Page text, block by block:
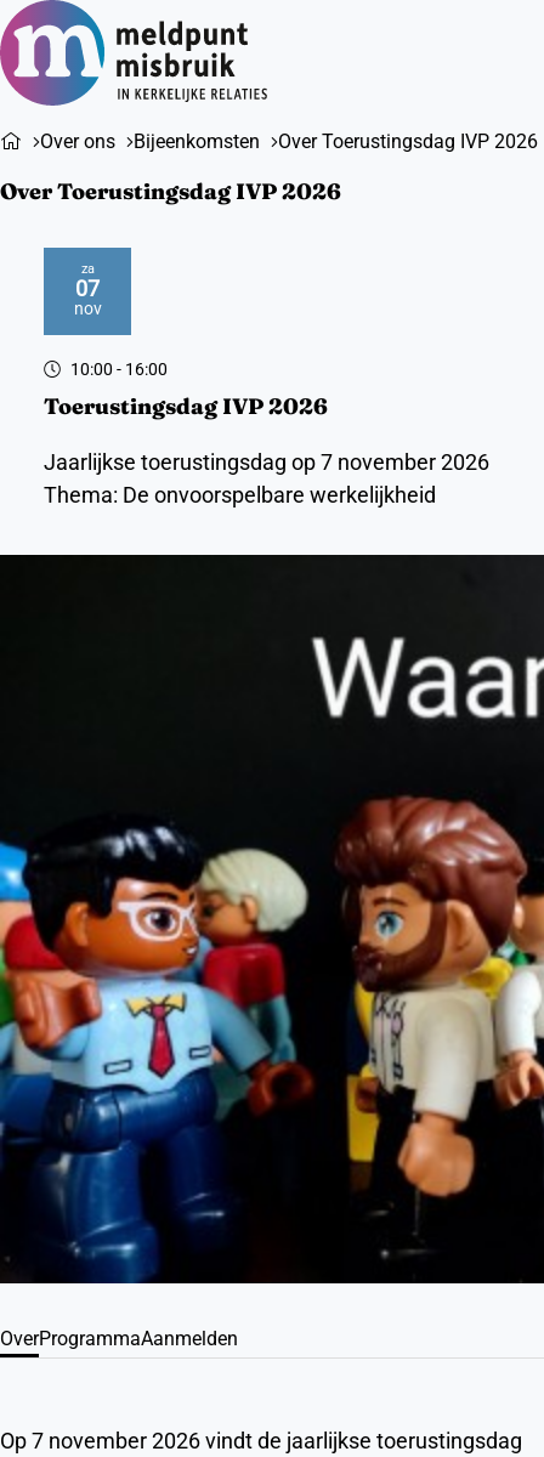
Over ons Bijeenkomsten Over Toerustingsdag IVP 2026
Over Toerustingsdag IVP 2026
za
07
nov
2026
10:00 - 16:00
Toerustingsdag IVP 2026
Jaarlijkse toerustingsdag op 7 november 2026
Thema: De onvoorspelbare werkelijkheid
OverProgrammaAanmelden
Op 7 november 2026 vindt de jaarlijkse toerustingsdag